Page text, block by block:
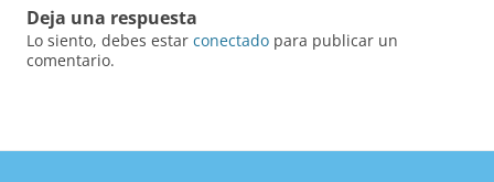
Deja una respuesta
Lo siento, debes estar conectado para publicar un
comentario.